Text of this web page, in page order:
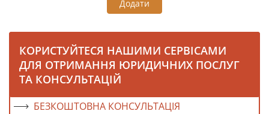
Додати
КОРИСТУЙТЕСЯ НАШИМИ СЕРВІСАМИ
ДЛЯ ОТРИМАННЯ ЮРИДИЧНИХ ПОСЛУГ
ТА КОНСУЛЬТАЦІЙ
БЕЗКОШТОВНА КОНСУЛЬТАЦІЯ